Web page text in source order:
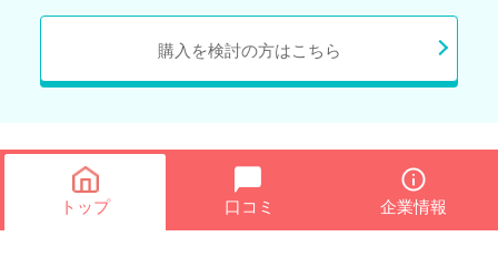
購入を検討の方はこちら
トップ 口コミ 企業情報